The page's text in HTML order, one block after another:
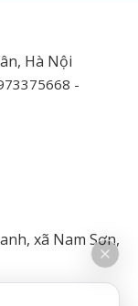
Hà Nội
-
xã Nam Sơn,